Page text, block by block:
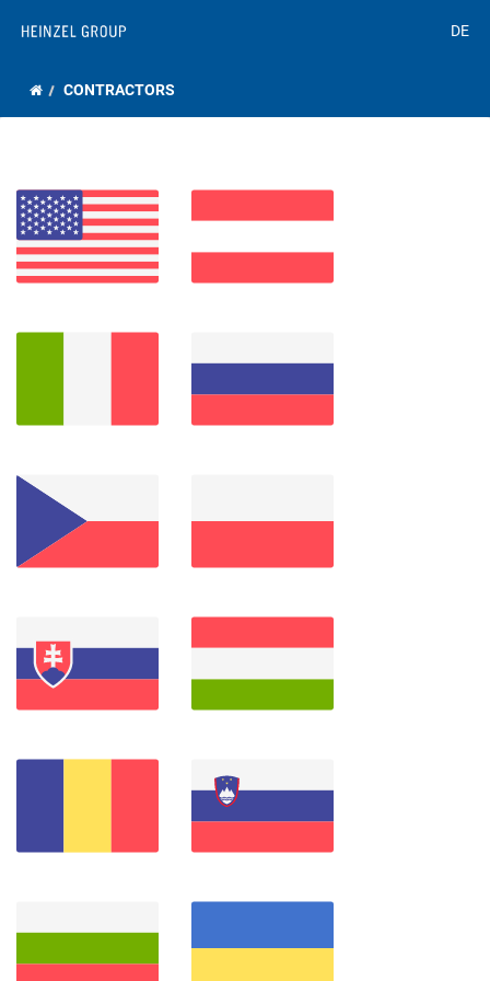
Zum
wechseln
DE
STARTSEITE
CONTRACTORS